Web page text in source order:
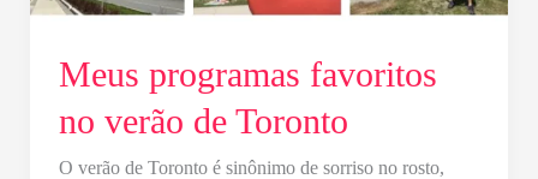
Meus programas favoritos
no verão de Toronto
O verão de Toronto é sinônimo de sorriso no rosto,